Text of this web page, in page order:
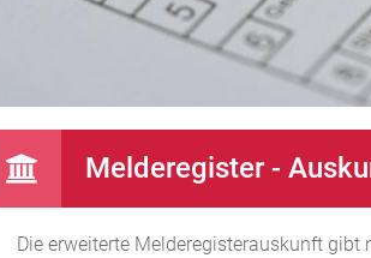
Melderegister -
Die erweiterte Melderegisterauskunft